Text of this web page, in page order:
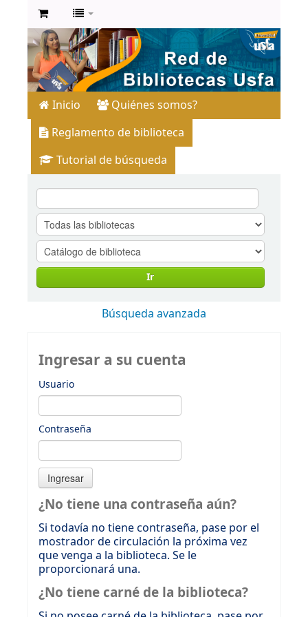
Inicio
Quiénes somos?
Reglamento de biblioteca
Tutorial de búsqueda
Ir
Búsqueda avanzada
Ingresar a su cuenta
Usuario
Contraseña
¿No tiene una contraseña aún?
Si todavía no tiene contraseña, pase por el
mostrador de circulación la próxima vez
que venga a la biblioteca. Se le
proporcionará una.
¿No tiene carné de la biblioteca?